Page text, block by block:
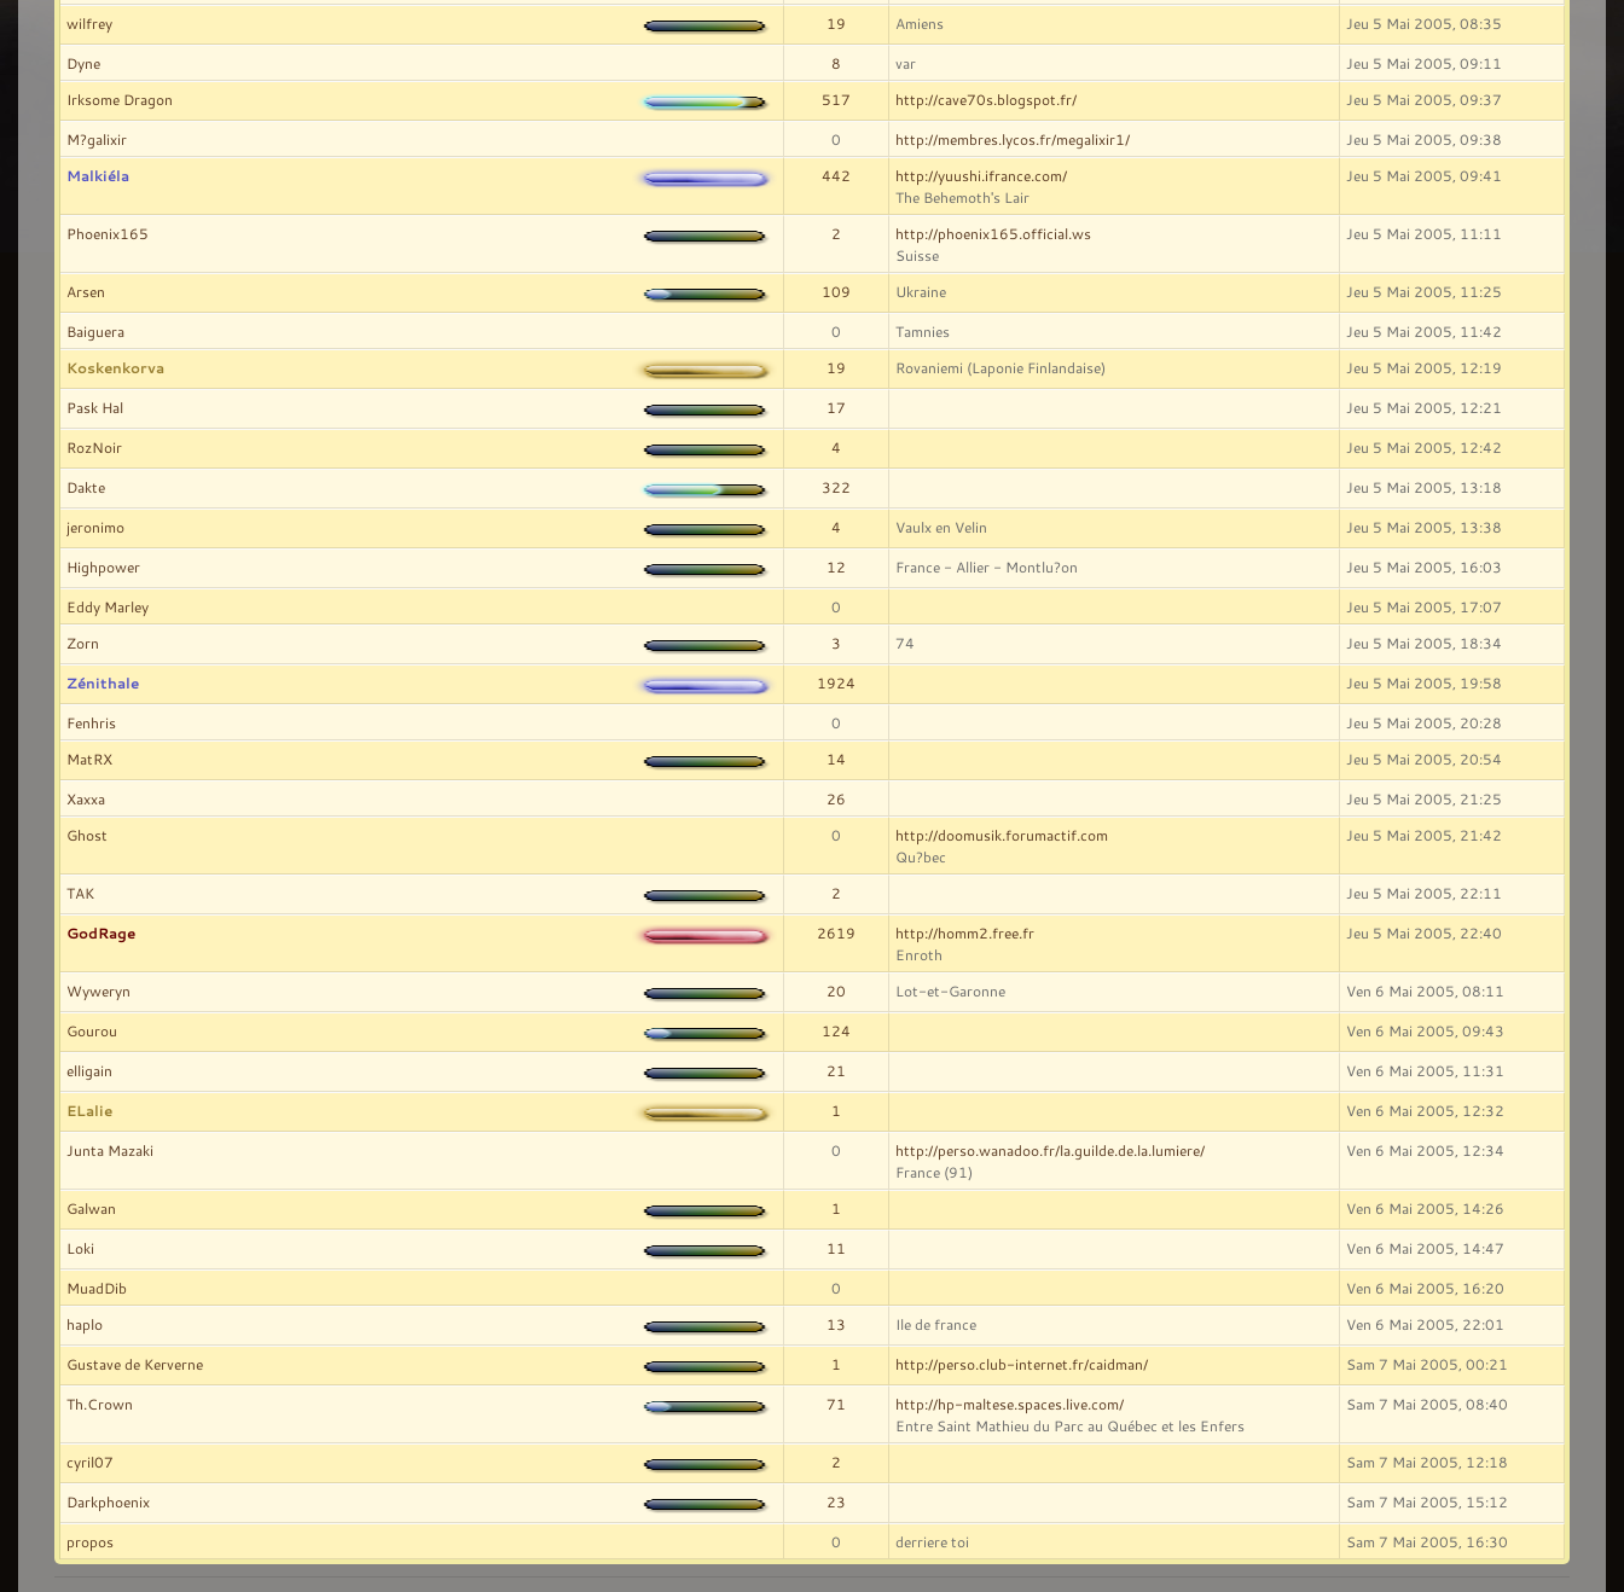
wilfrey 19 Amiens Jeu 5 Mai 2005, 08:35
Dyne 8 var
Jeu 5 Mai 2005, 09:11
Irksome Dragon
517 http://cave70s.blogspot.fr/ Jeu 5 Mai 2005, 09:37
M?galixir 0 http://membres.lycos.fr/megalixir1/
Jeu 5 Mai 2005, 09:38
Malkiéla
442
http://yuushi.ifrance.com/
The Behemoth's Lair
Jeu 5 Mai 2005, 09:41
Phoenix165 2
http://phoenix165.official.ws
Suisse
Jeu 5 Mai 2005, 11:11
Arsen 109 Ukraine Jeu 5 Mai 2005, 11:25
Baiguera 0 Tamnies
Jeu 5 Mai 2005, 11:42
Koskenkorva
19 Rovaniemi (Laponie Finlandaise) Jeu 5 Mai 2005, 12:19
Pask Hal 17 Jeu 5 Mai 2005, 12:21
RozNoir 4 Jeu 5 Mai 2005, 12:42
Dakte 322 Jeu 5 Mai 2005, 13:18
jeronimo 4 Vaulx en Velin Jeu 5 Mai 2005, 13:38
Highpower 12 France - Allier - Montlu?on Jeu 5 Mai 2005, 16:03
Eddy Marley 0
Jeu 5 Mai 2005, 17:07
Zorn
3 74 Jeu 5 Mai 2005, 18:34
Zénithale 1924 Jeu 5 Mai 2005, 19:58
Fenhris 0
Jeu 5 Mai 2005, 20:28
MatRX
14 Jeu 5 Mai 2005, 20:54
Xaxxa 26
Jeu 5 Mai 2005, 21:25
Ghost
0
http://doomusik.forumactif.com
Qu?bec
Jeu 5 Mai 2005, 21:42
TAK 2 Jeu 5 Mai 2005, 22:11
GodRage 2619
http://homm2.free.fr
Enroth
Jeu 5 Mai 2005, 22:40
Wyweryn 20 Lot-et-Garonne Ven 6 Mai 2005, 08:11
Gourou 124 Ven 6 Mai 2005, 09:43
elligain 21 Ven 6 Mai 2005, 11:31
ELalie 1 Ven 6 Mai 2005, 12:32
Junta Mazaki 0
http://perso.wanadoo.fr/la.guilde.de.la.lumiere/
France (91)
Ven 6 Mai 2005, 12:34
Galwan 1 Ven 6 Mai 2005, 14:26
Loki 11 Ven 6 Mai 2005, 14:47
MuadDib 0
Ven 6 Mai 2005, 16:20
haplo
13 Ile de france Ven 6 Mai 2005, 22:01
Gustave de Kerverne 1 http://perso.club-internet.fr/caidman/ Sam 7 Mai 2005, 00:21
Th.Crown 71
http://hp-maltese.spaces.live.com/
Entre Saint Mathieu du Parc au Québec et les Enfers
Sam 7 Mai 2005, 08:40
cyril07 2 Sam 7 Mai 2005, 12:18
Darkphoenix 23 Sam 7 Mai 2005, 15:12
propos 0 derriere toi Sam 7 Mai 2005, 16:30